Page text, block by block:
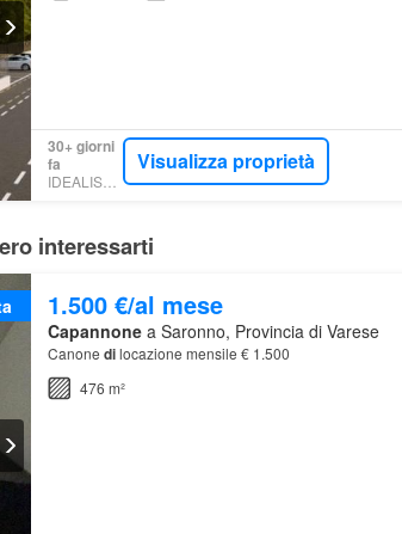
30+ giorni
fa
IDEALISTA.IT
Visualizza proprietà
interessarti
1.500 €/al mese
Capannonea Saronno, Provincia di Varese
Canone dilocazione mensile € 1.500
476 m²